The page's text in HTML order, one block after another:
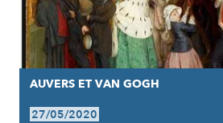
AUVERS ET VAN GOGH
27/05/2020